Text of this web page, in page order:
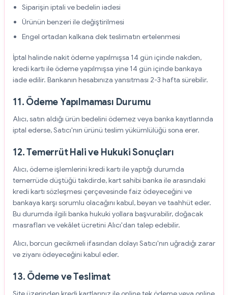
Siparişin iptali ve bedelin iadesi
Ürünün benzeri ile değiştirilmesi
Engel ortadan kalkana dek teslimatın ertelenmesi
İptal halinde nakit ödeme yapılmışsa 14 gün içinde nakden,
kredi kartı ile ödeme yapılmışsa yine 14 gün içinde bankaya
iade edilir. Bankanın hesabınıza yansıtması 2-3 hafta sürebilir.
11. Ödeme Yapılmaması Durumu
Alıcı, satın aldığı ürün bedelini ödemez veya banka kayıtlarında
iptal ederse, Satıcı'nın ürünü teslim yükümlülüğü sona erer.
12. Temerrüt Hali ve Hukuki Sonuçları
Alıcı, ödeme işlemlerini kredi kartı ile yaptığı durumda
temerrüde düştüğü takdirde, kart sahibi banka ile arasındaki
kredi kartı sözleşmesi çerçevesinde faiz ödeyeceğini ve
bankaya karşı sorumlu olacağını kabul, beyan ve taahhüt eder.
Bu durumda ilgili banka hukuki yollara başvurabilir, doğacak
masrafları ve vekâlet ücretini Alıcı'dan talep edebilir.
Alıcı, borcun gecikmeli ifasından dolayı Satıcı'nın uğradığı zarar
ve ziyanı ödeyeceğini kabul eder.
13. Ödeme ve Teslimat